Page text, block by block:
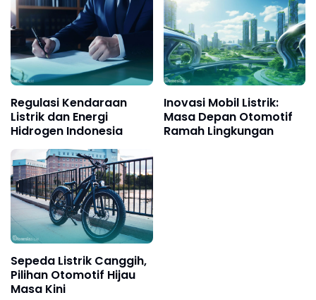
Regulasi Kendaraan
Listrik dan Energi
Hidrogen Indonesia
Inovasi Mobil Listrik:
Masa Depan Otomotif
Ramah Lingkungan
Sepeda Listrik Canggih,
Pilihan Otomotif Hijau
Masa Kini